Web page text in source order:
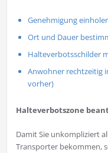
Genehmigung
Ort und Dauer
Halteverbotsschilder
Anwohner rechtzeitig
vorher)
Halteverbotszone
Damit Sie unkompliziert
Transporter bekommen,